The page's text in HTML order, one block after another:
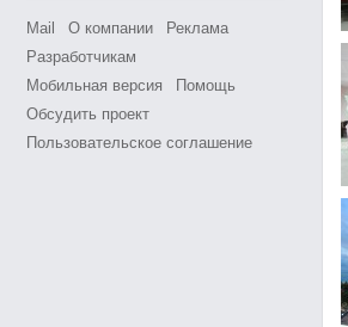
Mail О компании
Реклама
Разработчикам
Мобильная версия
Помощь
Обсудить проект
Пользовательское соглашение